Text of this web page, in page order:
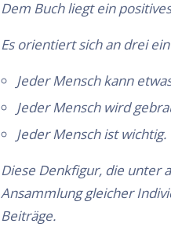
Dem Buch liegt ein
Es orientiert sich an drei
Jeder Mensch kann
Jeder Mensch wird
Jeder Mensch ist wichtig.
Diese Denkfigur, die unter
Ansammlung gleicher
Beiträge.